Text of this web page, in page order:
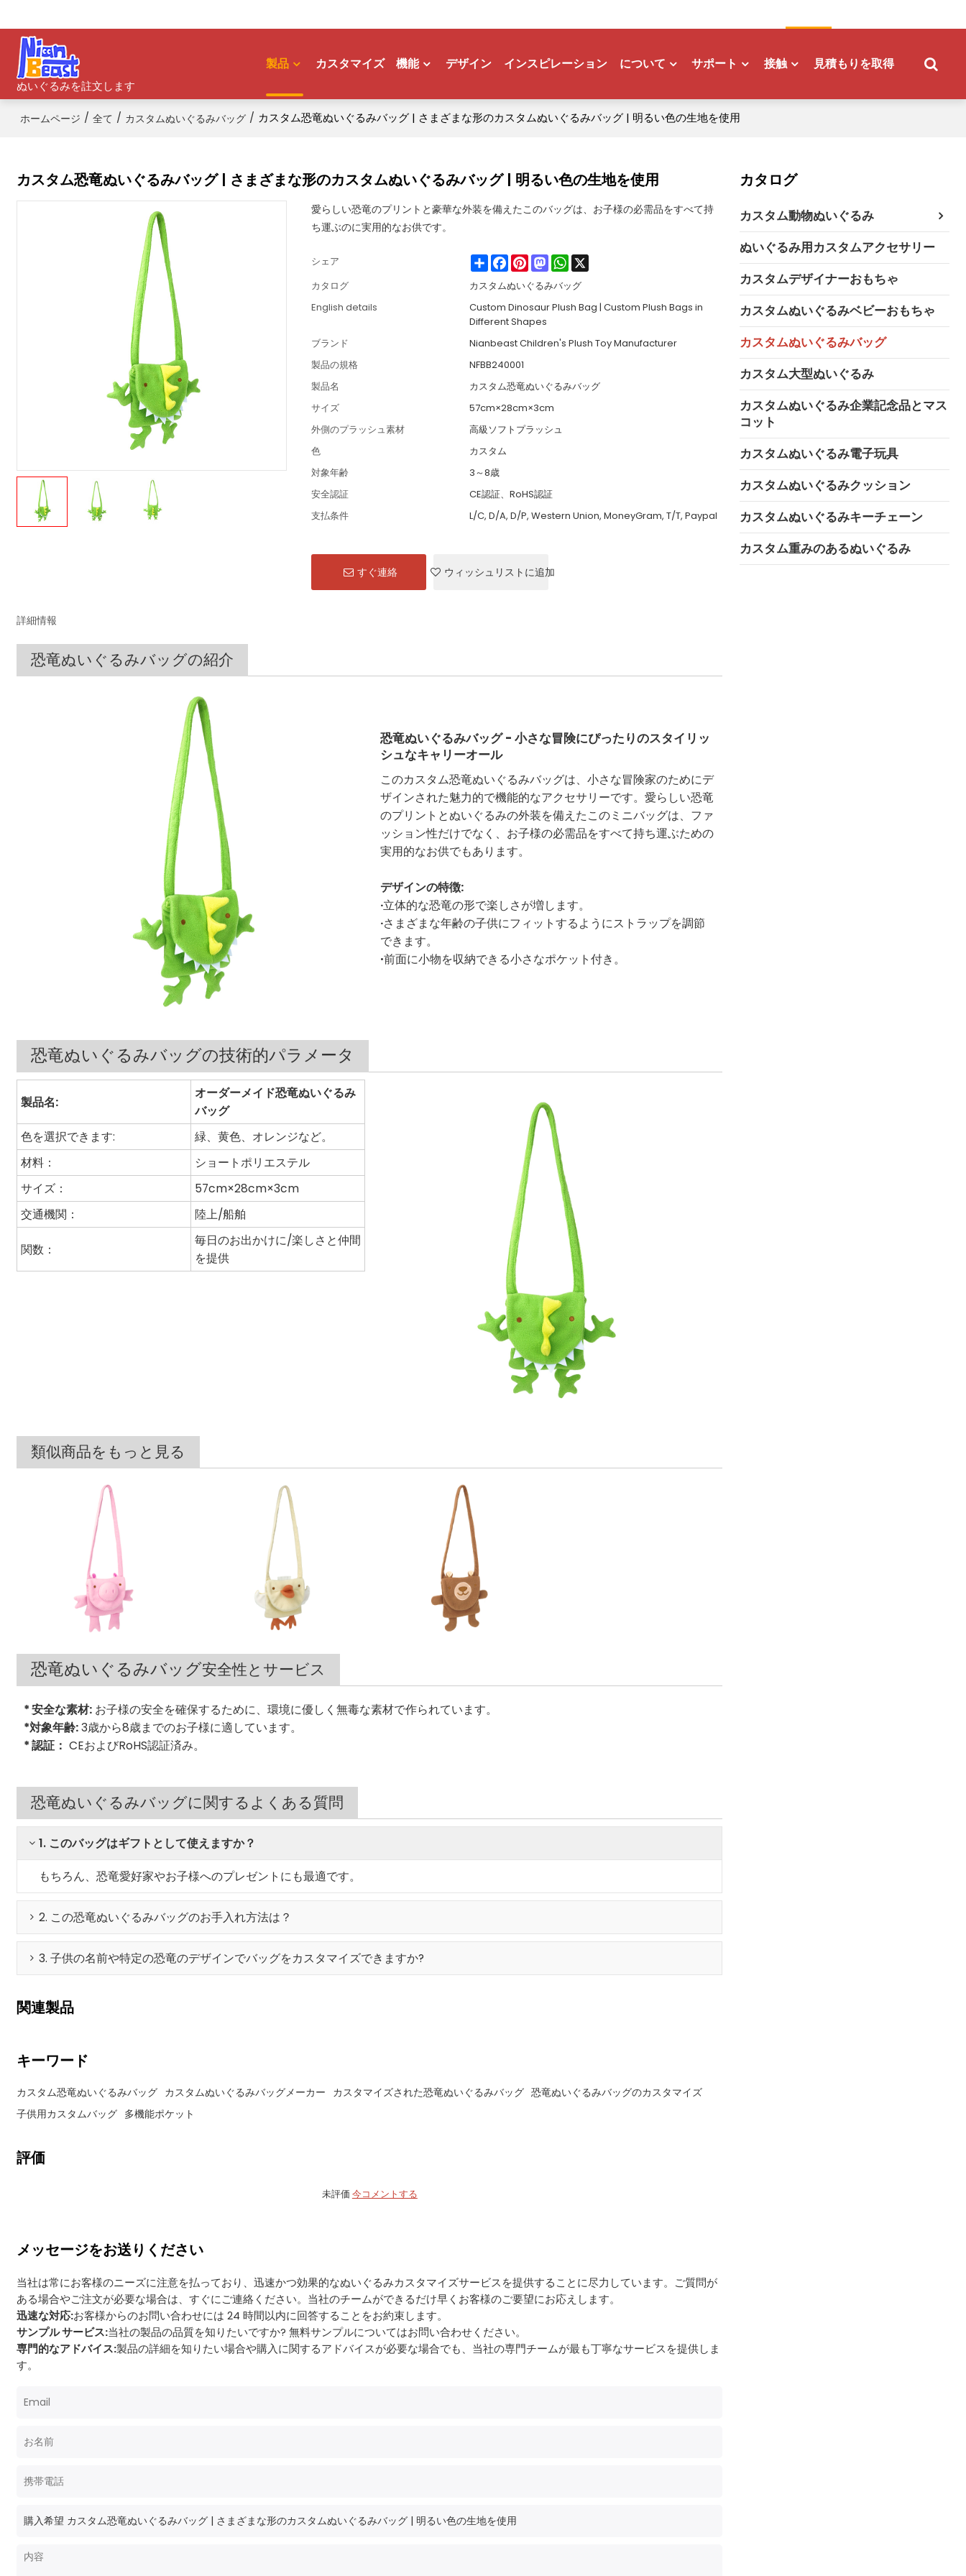
ぬいぐるみを註文します
製品 カスタマイズ 機能 デザイン インスピレーション について サポート 接触 見積もりを取得
ホームページ / 全て / カスタムぬいぐるみバッグ / カスタム恐竜ぬいぐるみバッグ | さまざまな形のカスタムぬいぐるみバッグ | 明るい色の生地を使用
カスタム恐竜ぬいぐるみバッグ | さまざまな形のカスタムぬいぐるみバッグ | 明るい色の生地を使用
愛らしい恐竜のプリントと豪華な外装を備えたこのバッグは、お子様の必需品をすべて持
ち運ぶのに実用的なお供です。
シェア ShareFacebook
PinterestMastodonWhatsApp
カタログ
カスタムぬいぐるみバッグ
English details
Custom Dinosaur Plush Bag | Custom Plush Bags in
Different Shapes
ブランド
Nianbeast Children's Plush Toy Manufacturer
製品の規格
NFBB240001
製品名
カスタム恐竜ぬいぐるみバッグ
サイズ
57cm×28cm×3cm
外側のプラッシュ素材
高級ソフトプラッシュ
色
カスタム
対象年齢
3～8歳
安全認証
CE認証、RoHS認証
支払条件
L/C, D/A, D/P, Western Union, MoneyGram, T/T, Paypal
すぐ連絡 ウィッシュリストに追加
詳細情報
恐竜ぬいぐるみバッグの紹介
恐竜ぬいぐるみバッグ - 小さな冒険にぴったりのスタイリッ
シュなキャリーオール
このカスタム恐竜ぬいぐるみバッグは、小さな冒険家のためにデ
ザインされた魅力的で機能的なアクセサリーです。愛らしい恐竜
のプリントとぬいぐるみの外装を備えたこのミニバッグは、ファ
ッション性だけでなく、お子様の必需品をすべて持ち運ぶための
実用的なお供でもあります。
デザインの特徴:
·立体的な恐竜の形で楽しさが増します。
·さまざまな年齢の子供にフィットするようにストラップを調節
できます。
·前面に小物を収納できる小さなポケット付き。
恐竜ぬいぐるみバッグの技術的パラメータ
製品名:
オーダーメイド恐竜ぬいぐるみ
バッグ
色を選択できます:
緑、黄色、オレンジなど。
材料：
ショートポリエステル
サイズ：
57cm×28cm×3cm
交通機関：
陸上/船舶
関数：
毎日のお出かけに/楽しさと仲間
を提供
類似商品をもっと見る
恐竜ぬいぐるみバッグ安全性とサービス
* 安全な素材: お子様の安全を確保するために、環境に優しく無毒な素材で作られています。
*対象年齢:3歳から8歳までのお子様に適しています。
* 認証： CEおよびRoHS認証済み。
恐竜ぬいぐるみバッグに関するよくある質問
1. このバッグはギフトとして使えますか？
もちろん、恐竜愛好家やお子様へのプレゼントにも最適です。
2. この恐竜ぬいぐるみバッグのお手入れ方法は？
3. 子供の名前や特定の恐竜のデザインでバッグをカスタマイズできますか?
関連製品
キーワード
カスタム恐竜ぬいぐるみバッグ カスタムぬいぐるみバッグメーカー カスタマイズされた恐竜ぬいぐるみバッグ 恐竜ぬいぐるみバッグのカスタマイズ
子供用カスタムバッグ 多機能ポケット
評価
未評価 今コメントする
メッセージをお送りください
当社は常にお客様のニーズに注意を払っており、迅速かつ効果的なぬいぐるみカスタマイズサービスを提供することに尽力しています。ご質問が
ある場合やご注文が必要な場合は、すぐにご連絡ください。当社のチームができるだけ早くお客様のご要望にお応えします。
迅速な対応:お客様からのお問い合わせには 24 時間以内に回答することをお約束します。
サンプル サービス:当社の製品の品質を知りたいですか? 無料サンプルについてはお問い合わせください。
専門的なアドバイス:製品の詳細を知りたい場合や購入に関するアドバイスが必要な場合でも、当社の専門チームが最も丁寧なサービスを提供しま
す。
カタログ
カスタム動物ぬいぐるみ
ぬいぐるみ用カスタムアクセサリー
カスタムデザイナーおもちゃ
カスタムぬいぐるみベビーおもちゃ
カスタムぬいぐるみバッグ
カスタム大型ぬいぐるみ
カスタムぬいぐるみ企業記念品とマス
コット
カスタムぬいぐるみ電子玩具
カスタムぬいぐるみクッション
カスタムぬいぐるみキーチェーン
カスタム重みのあるぬいぐるみ